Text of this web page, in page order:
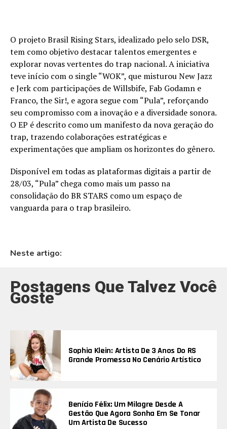
O projeto Brasil Rising Stars, idealizado pelo selo DSR,
tem como objetivo destacar talentos emergentes e
explorar novas vertentes do trap nacional. A iniciativa
teve início com o single “WOK”, que misturou New Jazz
e Jerk com participações de Willsbife, Fab Godamn e
Franco, the Sir!, e agora segue com “Pula”, reforçando
seu compromisso com a inovação e a diversidade sonora.
O EP é descrito como um manifesto da nova geração do
trap, trazendo colaborações estratégicas e
experimentações que ampliam os horizontes do gênero.
Disponível em todas as plataformas digitais a partir de
28/03, “Pula” chega como mais um passo na
consolidação do BR STARS como um espaço de
vanguarda para o trap brasileiro.
Neste artigo:
Postagens Que Talvez Você
Goste
Sophia Klein: Artista De 3 Anos Do RS
Grande Promessa No Cenário Artístico
Benício Félix: Um Milagre Desde A
Gestão Que Agora Sonha Em Se Tonar
Um Artista De Sucesso